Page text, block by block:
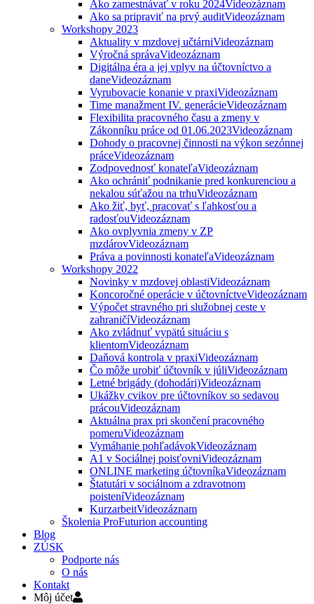
Ako zamestnávať v roku 2024Videozáznam
Ako sa pripraviť na prvý auditVideozáznam
Workshopy 2023
Aktuality v mzdovej učtárniVideozáznam
Výročná správaVideozáznam
Digitálna éra a jej vplyv na účtovníctvo a
daneVideozáznam
Vyrubovacie konanie v praxiVideozáznam
Time manažment IV. generácieVideozáznam
Flexibilita pracovného času a zmeny v
Zákonníku práce od 01.06.2023Videozáznam
Dohody o pracovnej činnosti na výkon sezónnej
práceVideozáznam
Zodpovednosť konateľaVideozáznam
Ako ochrániť podnikanie pred konkurenciou a
nekalou súťažou na trhuVideozáznam
Ako žiť, byť, pracovať s ľahkosťou a
radosťouVideozáznam
Ako ovplyvnia zmeny v ZP
mzdárovVideozáznam
Práva a povinnosti konateľaVideozáznam
Workshopy 2022
Novinky v mzdovej oblastiVideozáznam
Koncoročné operácie v účtovníctveVideozáznam
Výpočet stravného pri služobnej ceste v
zahraničíVideozáznam
Ako zvládnuť vypätú situáciu s
klientomVideozáznam
Daňová kontrola v praxiVideozáznam
Čo môže urobiť účtovník v júliVideozáznam
Letné brigády (dohodári)Videozáznam
Ukážky cvikov pre účtovníkov so sedavou
prácouVideozáznam
Aktuálna prax pri skončení pracovného
pomeruVideozáznam
Vymáhanie pohľadávokVideozáznam
A1 v Sociálnej poisťovniVideozáznam
ONLINE marketing účtovníkaVideozáznam
Štatutári v sociálnom a zdravotnom
poisteníVideozáznam
KurzarbeitVideozáznam
Školenia ProFuturion accounting
Blog
ZÚSK
Podporte nás
O nás
Kontakt
Môj účet